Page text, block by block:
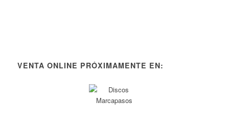
VENTA ONLINE PRÓXIMAMENTE EN: